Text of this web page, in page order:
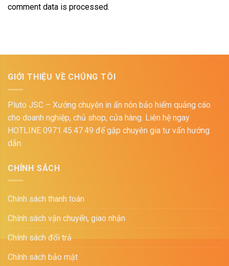
comment data is processed.
GIỚI THIỆU VỀ CHÚNG TÔI
Pluto JSC – Xưởng chuyên in ấn nón bảo hiểm quảng cáo
cho doanh nghiệp, chủ shop, cửa hàng. Liên hệ ngay
HOTLINE 0971.45.47.49 để gặp chuyên gia tư vấn hướng
dẫn.
CHÍNH SÁCH
Chính sách thanh toán
Chính sách vận chuyển, giao nhận
Chính sách đổi trả
Chính sách bảo mật